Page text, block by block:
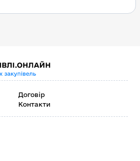
Договір
Контакти